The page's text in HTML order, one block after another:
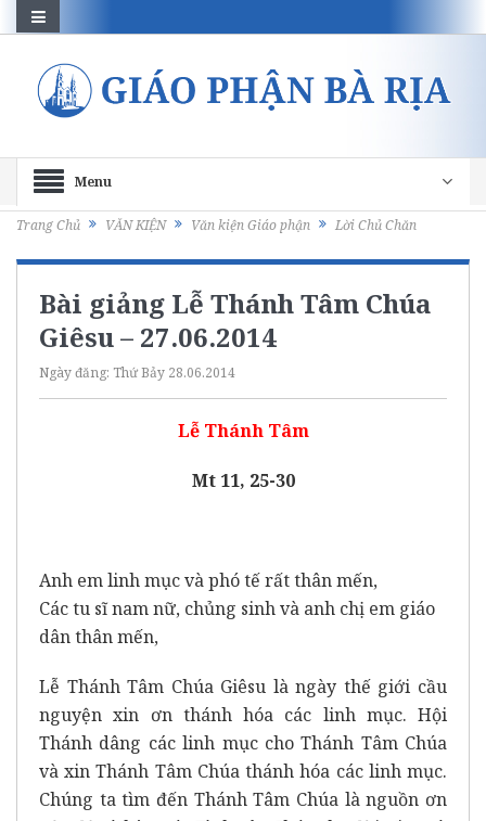
Menu
Trang Chủ VĂN KIỆN Văn kiện Giáo phận Lời Chủ Chăn
Bài giảng Lễ Thánh Tâm Chúa
Giêsu – 27.06.2014
Ngày đăng: Thứ Bảy 28.06.2014
Lễ Thánh Tâm
Mt 11, 25-30
Anh em linh mục và phó tế rất thân mến,
Các tu sĩ nam nữ, chủng sinh và anh chị em giáo
dân thân mến,
Lễ Thánh Tâm Chúa Giêsu là ngày thế giới cầu
nguyện xin ơn thánh hóa các linh mục. Hội
Thánh dâng các linh mục cho Thánh Tâm Chúa
và xin Thánh Tâm Chúa thánh hóa các linh mục.
Chúng ta tìm đến Thánh Tâm Chúa là nguồn ơn